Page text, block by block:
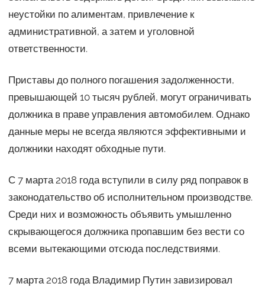
неустойки по алиментам, привлечение к
административной, а затем и уголовной
ответственности.
Приставы до полного погашения задолженности,
превышающей 10 тысяч рублей, могут ограничивать
должника в праве управления автомобилем. Однако
данные меры не всегда являются эффективными и
должники находят обходные пути.
С 7 марта 2018 года вступили в силу ряд поправок в
законодательство об исполнительном производстве.
Среди них и возможность объявить умышленно
скрывающегося должника пропавшим без вести со
всеми вытекающими отсюда последствиями.
7 марта 2018 года Владимир Путин завизировал